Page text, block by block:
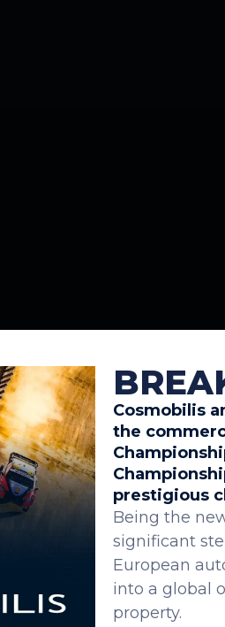
Cosmobilis
the
prestigious
Being the
significant
European
into a global
property.